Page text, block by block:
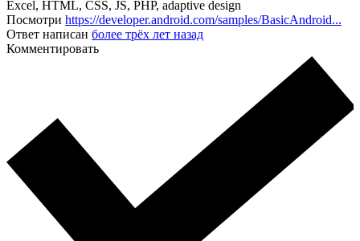
Excel, HTML, CSS, JS, PHP, adaptive design
Посмотри https://developer.android.com/samples/BasicAndroid...
Ответ написан более трёх лет назад
Комментировать